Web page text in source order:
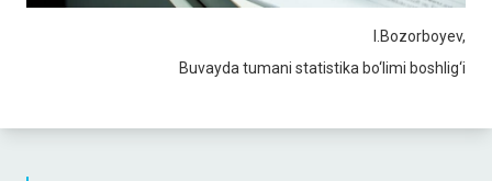
I.Bozorboyev,
Buvayda tumani statistika bo‘limi boshlig‘i